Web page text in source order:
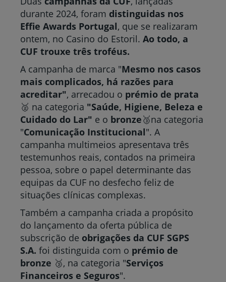
durante 2024, foram distinguidas nos
Effie Awards Portugal, que se realizaram
ontem, no Casino do Estoril. Ao todo, a
CUF trouxe três troféus.
A campanha de marca "Mesmo nos casos
mais complicados, há razões para
acreditar", arrecadou o prémio de prata
🥈 na categoria "Saúde, Higiene, Beleza e
Cuidado do Lar" e o bronze🥉na categoria
"Comunicação Institucional". A
campanha multimeios apresentava três
testemunhos reais, contados na primeira
pessoa, sobre o papel determinante das
equipas da CUF no desfecho feliz de
situações clínicas complexas.
Também a campanha criada a propósito
do lançamento da oferta pública de
subscrição de obrigações da CUF SGPS
S.A. foi distinguida com o prémio de
bronze 🥉, na categoria "Serviços
Financeiros e Seguros".